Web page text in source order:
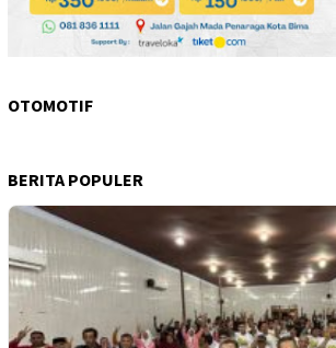
OTOMOTIF
BERITA POPULER